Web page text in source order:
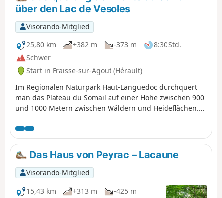
Douch über den Weiler Héric sind sehr
abwechslungsreich.
über den Lac de Vesoles
Visorando-Mitglied
25,80 km
+382 m -373 m
8:30 Std.
Schwer
Start in Fraisse-sur-Agout (Hérault)
Im Regionalen Naturpark Haut-Languedoc durchquert
man das Plateau du Somail auf einer Höhe zwischen 900
und 1000 Metern zwischen Wäldern und Heideflächen.
Panoramablicke auf die darunter liegenden Täler und
die anderen Gipfel des Haut-Languedoc. Nach einer
Pause am Lac de Vesoles führt ein Abstieg auf einem
Felsvorsprung über den Saut de Vesoles und die
Schluchten des Ruisseau du Buraut und bietet einen
atemberaubenden Blick auf den Golf von Lion.
Das Haus von Peyrac – Lacaune
Visorando-Mitglied
15,43 km
+313 m
-425 m